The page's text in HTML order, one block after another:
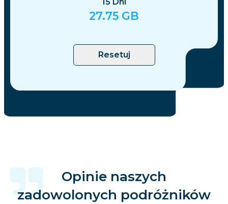
15 Dni
27.75 GB
Resetuj
Opinie naszych
zadowolonych podróżników